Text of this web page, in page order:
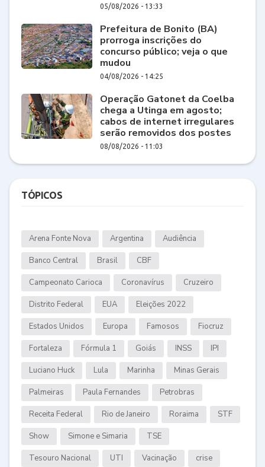
05/08/2026 - 13:33
Prefeitura de Bonito (BA)
prorroga inscrições do
concurso público; veja o que
mudou
04/08/2026 - 14:25
Operação Gatonet da Coelba
chega a Utinga em agosto;
cabos de internet irregulares
serão removidos dos postes
08/08/2026 - 11:03
TÓPICOS
Arena Fonte Nova Argentina Audiência
Banco Central Brasil CBF
Campeonato Carioca Coronavírus Cruzeiro
Distrito Federal EUA Eleições 2022
Estados Unidos Europa Famosos Fiocruz
Fortaleza Fórmula 1 Goiás INSS IPI
Luciano Huck Lula Marinha Minas Gerais
Palmeiras Paula Fernandes Petrobras
Receita Federal Rio de Janeiro Roraima STF
Show Simone e Simaria TSE
Tesouro Nacional UTI Vacinação crise